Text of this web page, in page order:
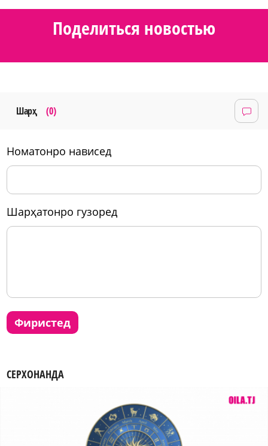
Поделиться новостью
Шарҳ (0)
номатонро нависед
шарҳатонро гузоред
фиристед
СЕРХОНАНДА